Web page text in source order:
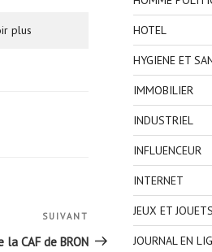
plus
suivant
SUIVANT
la CAF de BRON
HOTEL
HYGIENE ET
IMMOBILIER
INDUSTRIEL
INFLUENCEUR
INTERNET
JEUX ET JOUETS
JOURNAL EN